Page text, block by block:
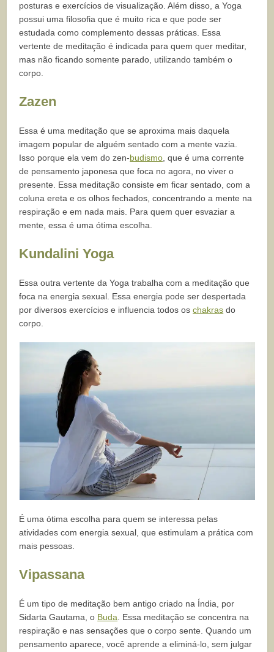
posturas e exercícios de visualização. Além disso, a Yoga
possui uma filosofia que é muito rica e que pode ser
estudada como complemento dessas práticas. Essa
vertente de meditação é indicada para quem quer meditar,
mas não ficando somente parado, utilizando também o
corpo.
Zazen
Essa é uma meditação que se aproxima mais daquela
imagem popular de alguém sentado com a mente vazia.
Isso porque ela vem do zen-budismo , que é uma corrente
de pensamento japonesa que foca no agora, no viver o
presente. Essa meditação consiste em ficar sentado, com a
coluna ereta e os olhos fechados, concentrando a mente na
respiração e em nada mais. Para quem quer esvaziar a
mente, essa é uma ótima escolha.
Kundalini Yoga
Essa outra vertente da Yoga trabalha com a meditação que
foca na energia sexual. Essa energia pode ser despertada
por diversos exercícios e influencia todos oschakras do
corpo.
É uma ótima escolha para quem se interessa pelas
atividades com energia sexual, que estimulam a prática com
mais pessoas.
Vipassana
É um tipo de meditação bem antigo criado na Índia, por
Sidarta Gautama, o Buda . Essa meditação se concentra na
respiração e nas sensações que o corpo sente. Quando um
pensamento aparece, você aprende a eliminá-lo, sem julgar